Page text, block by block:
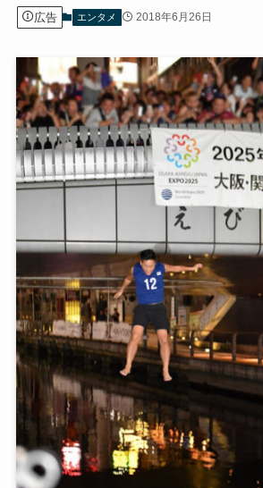
広告 エンタメ 2018年6月26日